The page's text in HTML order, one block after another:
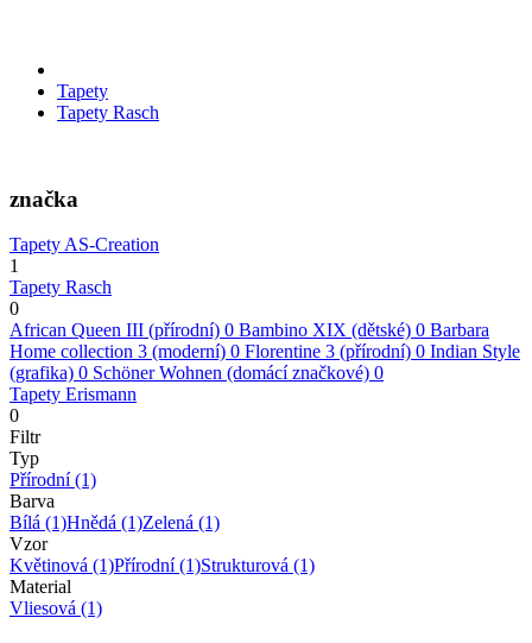
Tapety
Tapety Rasch
značka
Tapety AS-Creation
1
Tapety Rasch
0
African Queen III (přírodní) 0 Bambino XIX (dětské) 0 Barbara
Home collection 3 (moderní) 0 Florentine 3 (přírodní) 0 Indian Style
(grafika) 0 Schöner Wohnen (domácí značkové) 0
Tapety Erismann
0
Filtr
Typ
Přírodní(1)
Barva
Bílá (1)Hnědá (1)Zelená (1)
Vzor
Květinová (1)Přírodní(1)Strukturová (1)
Material
Vliesová (1)